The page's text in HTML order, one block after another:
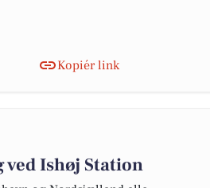
Kopiér link
Ishøj Station